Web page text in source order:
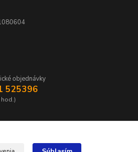
objednávky
525396